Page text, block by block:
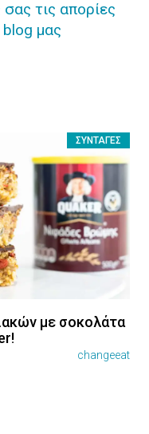
τις απορίες
μας
ΣΥΝΤΑΓΈΣ
με σοκολάτα
changeeat